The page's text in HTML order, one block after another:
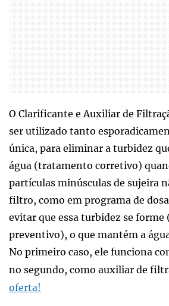
O Clarificante e Auxiliar de
ser utilizado tanto
única, para eliminar a turbidez
água (tratamento corretivo)
partículas minúsculas de sujeira
filtro, como em programa de
evitar que essa turbidez se
preventivo), o que mantém a
No primeiro caso, ele funciona
no segundo, como auxiliar de
oferta!